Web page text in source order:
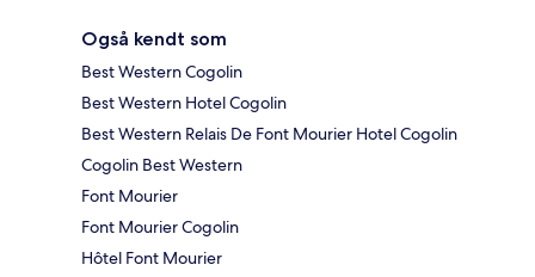
Også kendt som
Best Western Cogolin
Best Western Hotel Cogolin
Best Western Relais De Font Mourier Hotel Cogolin
Cogolin Best Western
Font Mourier
Font Mourier Cogolin
Hôtel Font Mourier